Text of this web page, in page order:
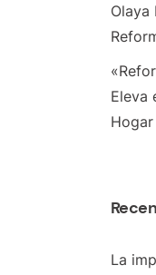
Olaya
Eleva
Hogar
La